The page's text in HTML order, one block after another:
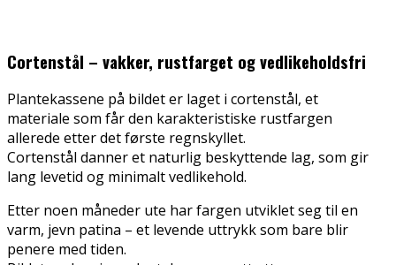
Cortenstål – vakker, rustfarget og vedlikeholdsfri
Plantekassene på bildet er laget i cortenstål, et
materiale som får den karakteristiske rustfargen
allerede etter det første regnskyllet.
Cortenstål danner et naturlig beskyttende lag, som gir
lang levetid og minimalt vedlikehold.
Etter noen måneder ute har fargen utviklet seg til en
varm, jevn patina – et levende uttrykk som bare blir
penere med tiden.